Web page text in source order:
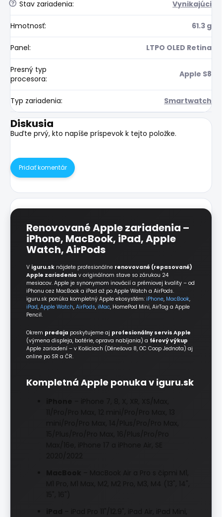
? Stav zariadenia: Vynikajúci
Hmotnosť: 61.3 g
Panel: LTPO OLED Retina
Presný typ
procesora: Apple S8
Typ zariadenia: Smartwatch
Diskusia
Buďte prvý, kto napíše príspevok k tejto položke.
Pridať komentár
Renovované Apple zariadenia –
iPhone, MacBook, iPad, Apple
Watch, AirPods
V iguru.sk nájdete profesionálne renovované (repasované)
Apple zariadenia v originálnom stave so zárukou 24
mesiacov. Apple je synonymom inovácií a prémiovej kvality – od
iPhonu cez MacBook a iPad až po Apple Watch a AirPods.
iguru.sk ponúka kompletný Apple ekosystém: iPhone, MacBook,
iPad, Apple Watch, AirPods, iMac, HomePod Mini, AirTag a Apple
Pencil.
Okrem predaja poskytujeme aj profesionálny servis Apple
(výmena displeja, batérie, oprava nabíjania) a férový výkup
Apple zariadení – v Košiciach (Dénešova 8, OC Coop Jednota) aj
online po SR a ČR.
Kompletná Apple ponuka v iguru.sk
M1 Pro, M1 Max, M2, M2 Pro, M3, M4 (13", 14",
– iPad Pro 11"/12.9", iPad Air, iPad Mini,